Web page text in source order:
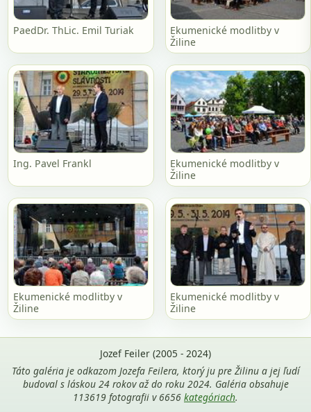
PaedDr. ThLic. Emil Turiak
Ekumenické modlitby v
Žiline
Ing. Pavel Frankl
Ekumenické modlitby v
Žiline
Ekumenické modlitby v
Žiline
Ekumenické modlitby v
Žiline
Jozef Feiler (2005 - 2024)
Táto galéria je odkazom Jozefa Feilera, ktorý ju pre Žilinu a jej ľudí
budoval s láskou 24 rokov až do roku 2024. Galéria obsahuje
113619 fotografii v 6656 kategóriach.